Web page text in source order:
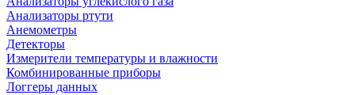
Анализаторы ртути
Анемометры
Детекторы
Измерители температуры и влажности
Комбинированные приборы
Логгеры данных